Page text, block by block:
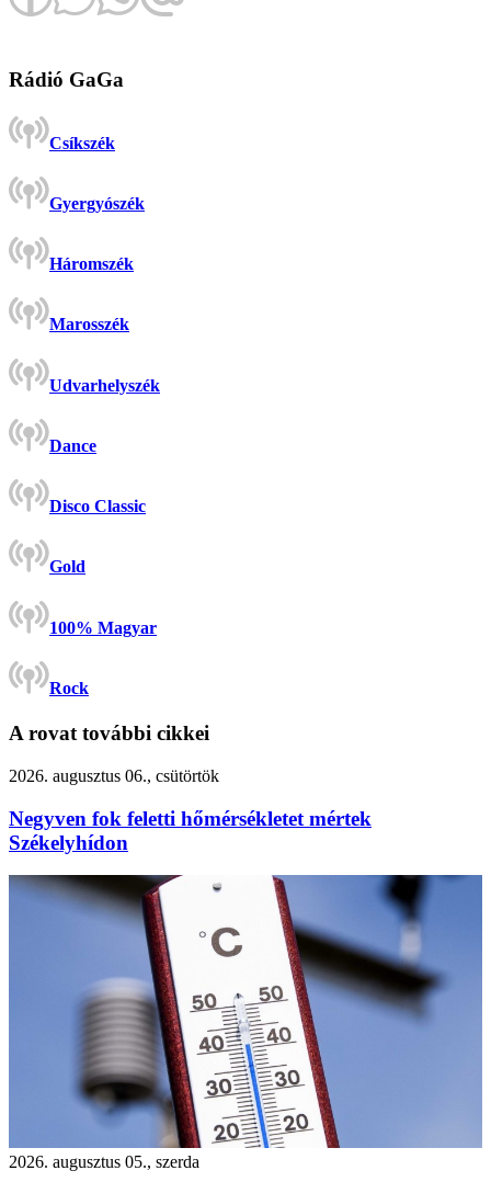
Rádió GaGa
Csíkszék
Gyergyószék
Háromszék
Marosszék
Udvarhelyszék
Dance
Disco Classic
Gold
100% Magyar
Rock
A rovat további cikkei
2026. augusztus 06., csütörtök
Negyven fok feletti hőmérsékletet mértek
Székelyhídon
2026. augusztus 05., szerda